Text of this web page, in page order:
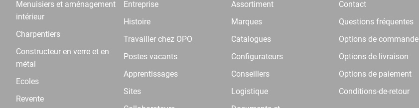
Menuisiers et aménagement
intérieur
Charpentiers
Constructeur en verre et en
métal
Ecoles
Revente
Entreprise
Histoire
Travailler chez OPO
Postes vacants
Apprentissages
Sites
Assortiment
Marques
Catalogues
Configurateurs
Conseillers
Logistique
Contact
Questions fréquentes
Options de commande
Options de livraison
Options de paiement
Conditions-de-retour